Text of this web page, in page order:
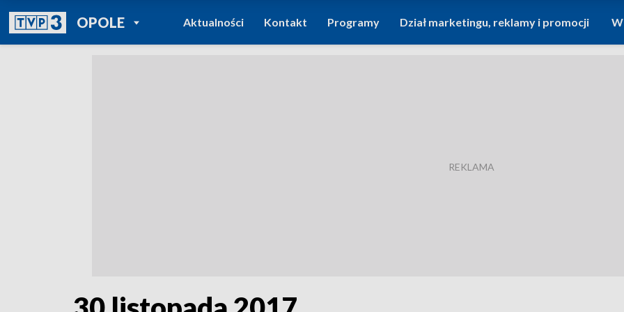
OPOLEPOWRÓT DO
TVP REGIONY
Aktualności Kontakt Programy Dział marketingu, reklamy i promocji